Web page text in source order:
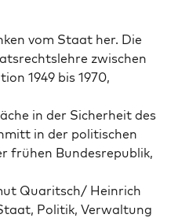
vom Staat her. Die
zwis­chen
1949 bis 1970,
in der Sicher­heit des
in der poli­tis­chen
frühen Bun­desre­pub­lik,
Quaritsch/ Hein­rich
Poli­tik, Ver­wal­tung